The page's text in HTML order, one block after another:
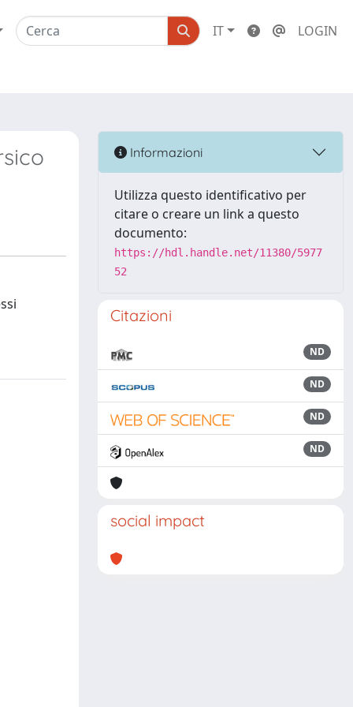
IT LOGIN
Informazioni
Utilizza questo identificativo per
citare o creare un link a questo
documento:
https://hdl.handle.net/11380/5977
52
Citazioni
ND
ND
ND
ND
social impact